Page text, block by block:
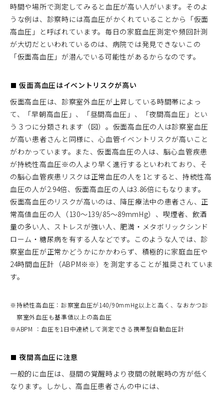
時間や場所で測定してみると血圧が高い人がいます。そのよ
うな例は、診察時には高血圧がかくれていることから「仮面
高血圧」と呼ばれています。毎日の家庭血圧測定や頻回計測
が大切だといわれているのは、病院では発見できないこの
「仮面高血圧」が潜んでいる可能性があるからなのです。
■ 仮面高血圧はイベントリスクが高い
仮面高血圧は、診察室外血圧が上昇している時間帯によっ
て、「早朝高血圧」、「昼間高血圧」、「夜間高血圧」とい
う３つに分類されます（図）。仮面高血圧の人は診察室血圧
が高い患者さんと同様に、心血管イベントリスクが高いこと
がわかっています。また、仮面高血圧の人は、脳心血管疾患
が持続性高血圧※の人より早く進行するといわれており、そ
の脳心血管疾患リスクは正常血圧の人を1とすると、持続性高
血圧の人が2.94倍、仮面高血圧の人は3.86倍にもなります。
仮面高血圧のリスクが高いのは、降圧療法中の患者さん、正
常高値血圧の人（130～139/85～89mmHg）、喫煙者、飲酒
量の多い人、ストレスが強い人、肥満・メタボリックシンド
ローム・糖尿病を有する人などです。このような人では、診
察室血圧が正常かどうかにかかわらず、積極的に家庭血圧や
24時間血圧計（ABPM※※）を測定することが推奨されていま
す。
※持続性高血圧：診察室血圧が140/90mmHg以上と高く、なおかつ診
察室外血圧も基準値以上の高血圧
※ABPM ：血圧を1日中連続して測定できる携帯型自動血圧計
■ 夜間高血圧に注意
一般的に血圧は、昼間の覚醒時より夜間の就眠時の方が低く
なります。しかし、高血圧患者さんの中には、